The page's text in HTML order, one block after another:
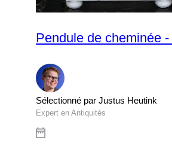
Sélectionné par Justus Heutink
Expert en Antiquités